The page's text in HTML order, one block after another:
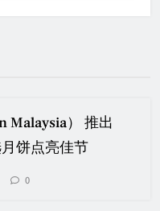
Malaysia） 推出
饼点亮佳节
0